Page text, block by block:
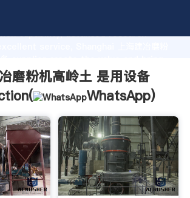
capability, advanced research
customers.
磨粉机高岭土 是用设备
WhatsApp)